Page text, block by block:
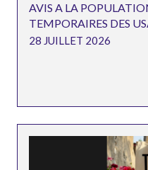
AVIS A LA
TEMPORAIRES DES
28 JUILLET 2026